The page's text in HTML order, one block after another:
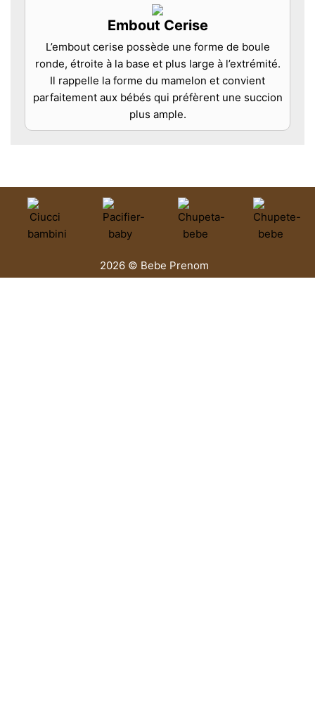
Embout Cerise
L’embout cerise possède une forme de boule
ronde, étroite à la base et plus large à l’extrémité.
Il rappelle la forme du mamelon et convient
parfaitement aux bébés qui préfèrent une succion
plus ample.
2026 © Bebe Prenom